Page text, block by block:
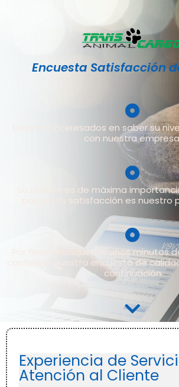
Encuesta Satisfacción
Estamos interesados en saber su
con nuestra
Su opinión es de máxima
porque su satisfacción es nuestro
Por favor dedíquenos unos minutos
contestar nuestra encuesta de
continuación
Experiencia de
Atención al Cliente